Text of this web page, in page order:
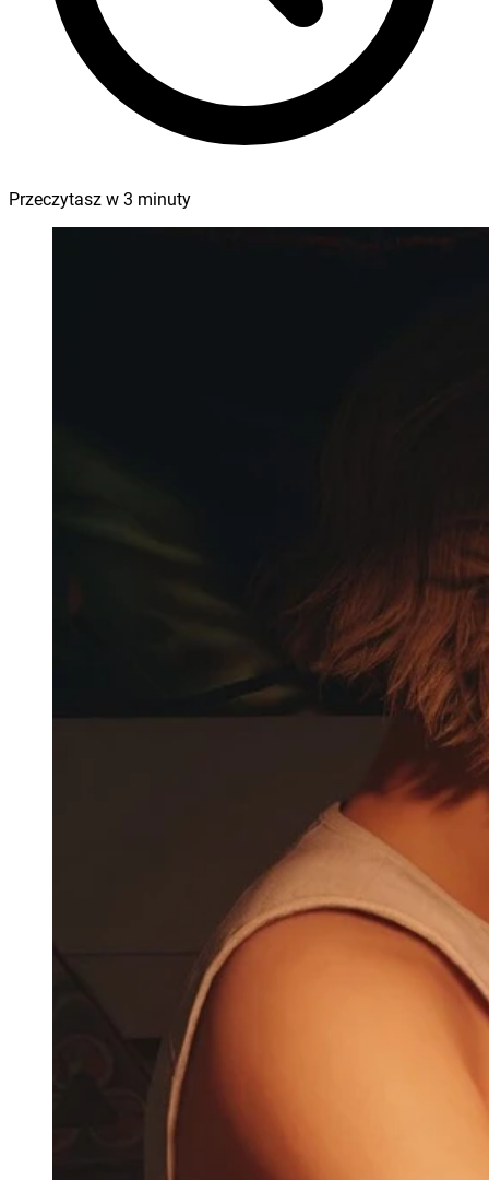
Przeczytasz w 3 minuty